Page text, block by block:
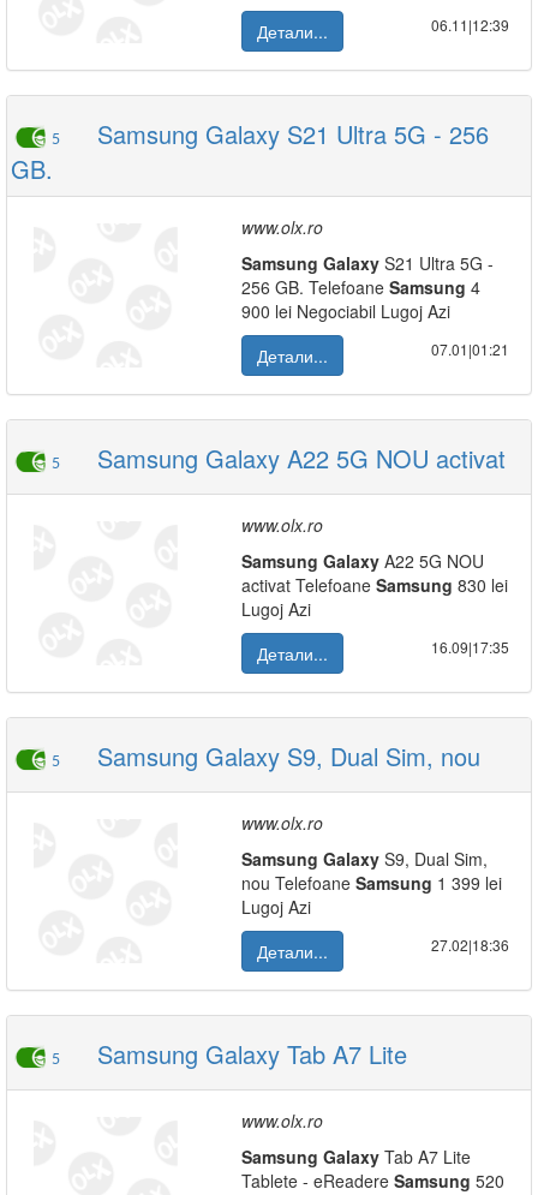
Детали...
06.11|12:39
5
Samsung Galaxy S21 Ultra 5G - 256
GB.
www.olx.ro
Samsung Galaxy S21 Ultra 5G -
256 GB. Telefoane Samsung 4
900 lei Negociabil Lugoj Azi
Детали...
07.01|01:21
5 Samsung Galaxy A22 5G NOU activat
www.olx.ro
Samsung Galaxy A22 5G NOU
activat Telefoane Samsung 830 lei
Lugoj Azi
Детали...
16.09|17:35
5 Samsung Galaxy S9, Dual Sim, nou
www.olx.ro
Samsung Galaxy S9, Dual Sim,
nou Telefoane Samsung 1 399 lei
Lugoj Azi
Детали...
27.02|18:36
5 Samsung Galaxy Tab A7 Lite
www.olx.ro
Samsung Galaxy Tab A7 Lite
Tablete - eReadere Samsung 520